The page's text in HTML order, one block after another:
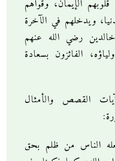
الإيمان، وقوَّاهم
ويدخلهم في الآخرة
رضي الله عنهم
الفائزون بسعادة
آيات القصص والأمثال
الناس من ظلم بحق